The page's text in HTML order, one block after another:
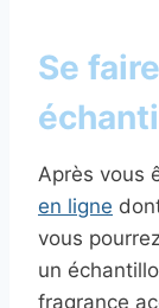
Se
Après vous
en ligne
vous
un
fragrance